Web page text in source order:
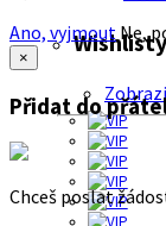
Ano, vyjmout Ne,
×
Přidat do
Chceš poslat